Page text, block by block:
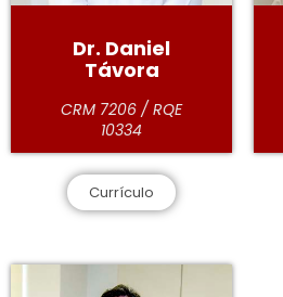
Dr. Daniel
Távora
CRM 7206 / RQE
10334
Currículo